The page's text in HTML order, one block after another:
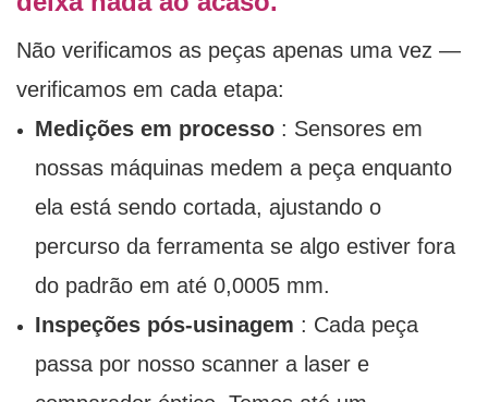
Não verificamos as peças apenas uma vez —
verificamos em cada etapa:
Medições em processo: Sensores em
nossas máquinas medem a peça enquanto
ela está sendo cortada, ajustando o
percurso da ferramenta se algo estiver fora
do padrão em até 0,0005 mm.
Inspeções pós-usinagem : Cada peça
passa por nosso scanner a laser e